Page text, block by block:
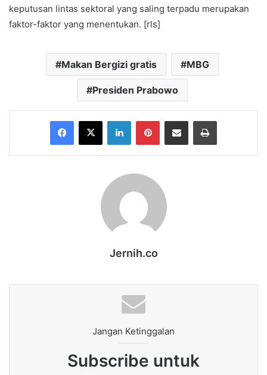
keputusan lintas sektoral yang saling terpadu merupakan
faktor-faktor yang menentukan. [rls]
Makan Bergizi gratis MBG
Presiden Prabowo
Facebook
X LinkedInPinterestShare via Email Print
Jernih.co
Jangan Ketinggalan
Subscribe untuk